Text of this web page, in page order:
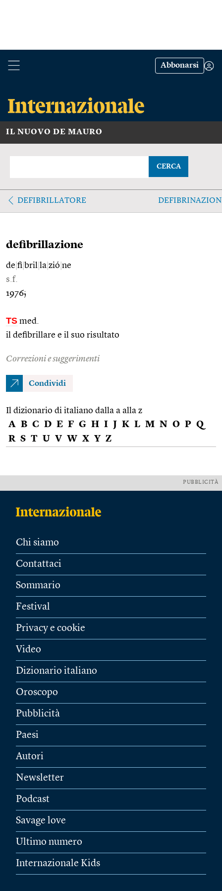
Abbonarsi
IL NUOVO DE MAURO
CERCA
DEFIBRILLATORE
defibrillazione
de fi bril la zió ne
s.f.
1976;
TS med.
il defibrillare e il suo risultato
Correzioni e suggerimenti
Condividi
Il dizionario di italiano dalla a alla z
A B C D E F G H I J K L M N O P Q
R S T U V W X Y Z
PUBBLICITÀ
Chi siamo
Contattaci
Sommario
Festival
Privacy e cookie
Video
Dizionario italiano
Oroscopo
Pubblicità
Paesi
Autori
Newsletter
Podcast
Savage love
Ultimo numero
Internazionale Kids